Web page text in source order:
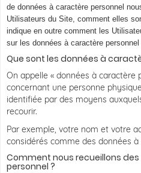
de données à caractère personnel
Utilisateurs du Site, comment elles
indique en outre comment les
sur les données à caractère
Que sont les données à
On appelle « données à caractère
concernant une personne
identifiée par des moyens
recourir.
Par exemple, votre nom et votre
considérés comme des données
Comment nous recueillons
personnel ?